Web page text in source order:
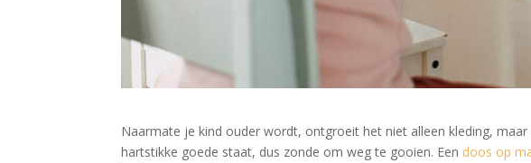
Naarmate je kind ouder wordt, ontgroeit het niet alleen kleding,
hartstikke goede staat, dus zonde om weg te gooien. Een doos op